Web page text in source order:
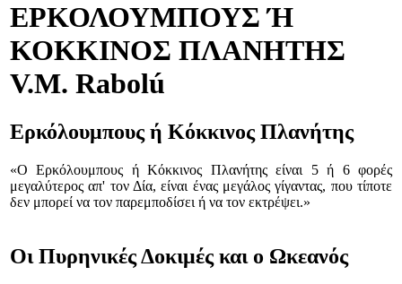
ΕΡΚΟΛΟΥΜΠΟΥΣ Ή
ΚΟΚΚΙΝΟΣ ΠΛΑΝΗΤΗΣ
V.M. Rabolú
Ερκόλουμπους ή Κόκκινος Πλανήτης
«Ο Ερκόλουμπους ή Κόκκινος Πλανήτης είναι 5 ή 6 φορές
μεγαλύτερος απ' τον Δία, είναι ένας μεγάλος γίγαντας, που τίποτε
δεν μπορεί να τον παρεμποδίσει ή να τον εκτρέψει.»
Οι Πυρηνικές Δοκιμές και ο Ωκεανός